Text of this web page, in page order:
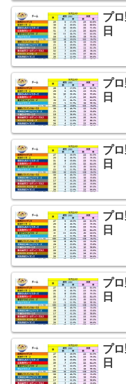
プ
日
プ
日
プ
日
プ
日
プ
日
プ
日